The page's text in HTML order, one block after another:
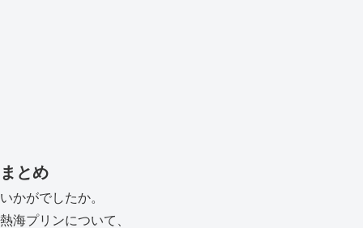
まとめ
いかがでしたか。
熱海プリンについて、